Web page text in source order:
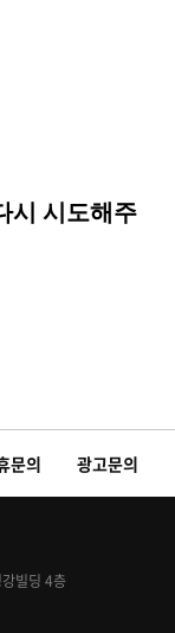
문의 광고문의
빌딩 4층